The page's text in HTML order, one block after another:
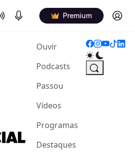
Podcasts Premium Log in
Ouvir(current)
Podcasts
Passou
Vídeos
Programas
Destaques